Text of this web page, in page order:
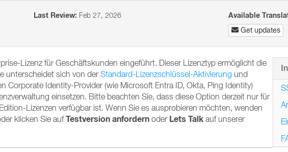
Last Review: Feb 27, 2026
Available
Get updates
Lizenz für Geschäftskunden eingeführt. Dieser Lizenztyp ermöglicht die
unterscheidet sich von der Standard-Lizenzschlüssel-Aktivierung und
Corporate Identity-Provider (wie Microsoft Entra ID, Okta, Ping Identity)
einsetzen. Bitte beachten Sie, dass diese Option derzeit nur für
Lizenzen verfügbar ist. Wenn Sie es ausprobieren möchten, wenden
klicken Sie aufTestversion anfordern oder Lets Talk auf unserer